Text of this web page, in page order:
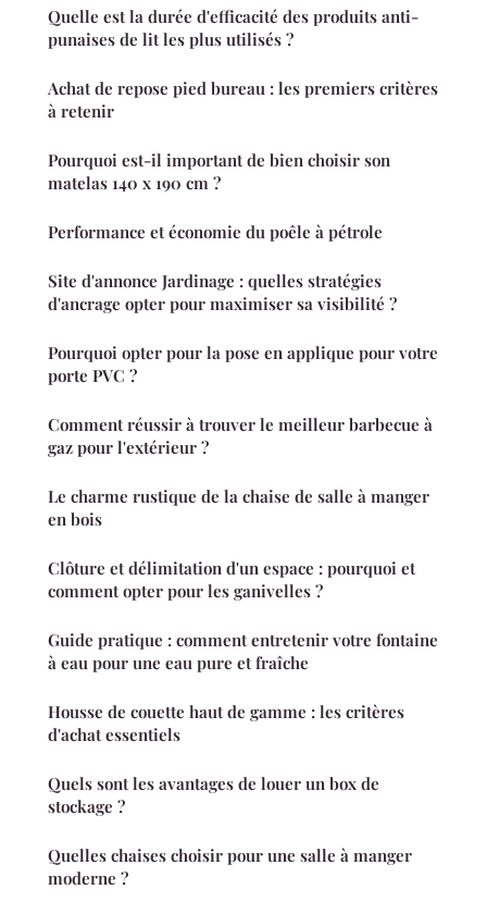
Quelle est la durée d'efficacité des produits anti-
punaises de lit les plus utilisés ?
Achat de repose pied bureau : les premiers critères
à retenir
Pourquoi est-il important de bien choisir son
matelas 140 x 190 cm ?
Performance et économie du poêle à pétrole
Site d'annonce Jardinage : quelles stratégies
d'ancrage opter pour maximiser sa visibilité ?
Pourquoi opter pour la pose en applique pour votre
porte PVC ?
Comment réussir à trouver le meilleur barbecue à
gaz pour l'extérieur ?
Le charme rustique de la chaise de salle à manger
en bois
Clôture et délimitation d'un espace : pourquoi et
comment opter pour les ganivelles ?
Guide pratique : comment entretenir votre fontaine
à eau pour une eau pure et fraîche
Housse de couette haut de gamme : les critères
d'achat essentiels
Quels sont les avantages de louer un box de
stockage ?
Quelles chaises choisir pour une salle à manger
moderne ?